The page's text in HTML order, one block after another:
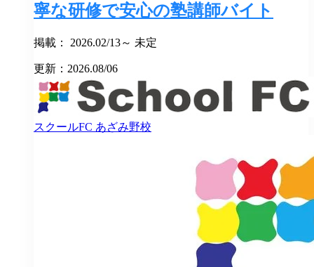
寧な研修で安心の塾講師バイト
掲載： 2026.02/13～ 未定
更新：2026.08/06
スクールFC あざみ野校